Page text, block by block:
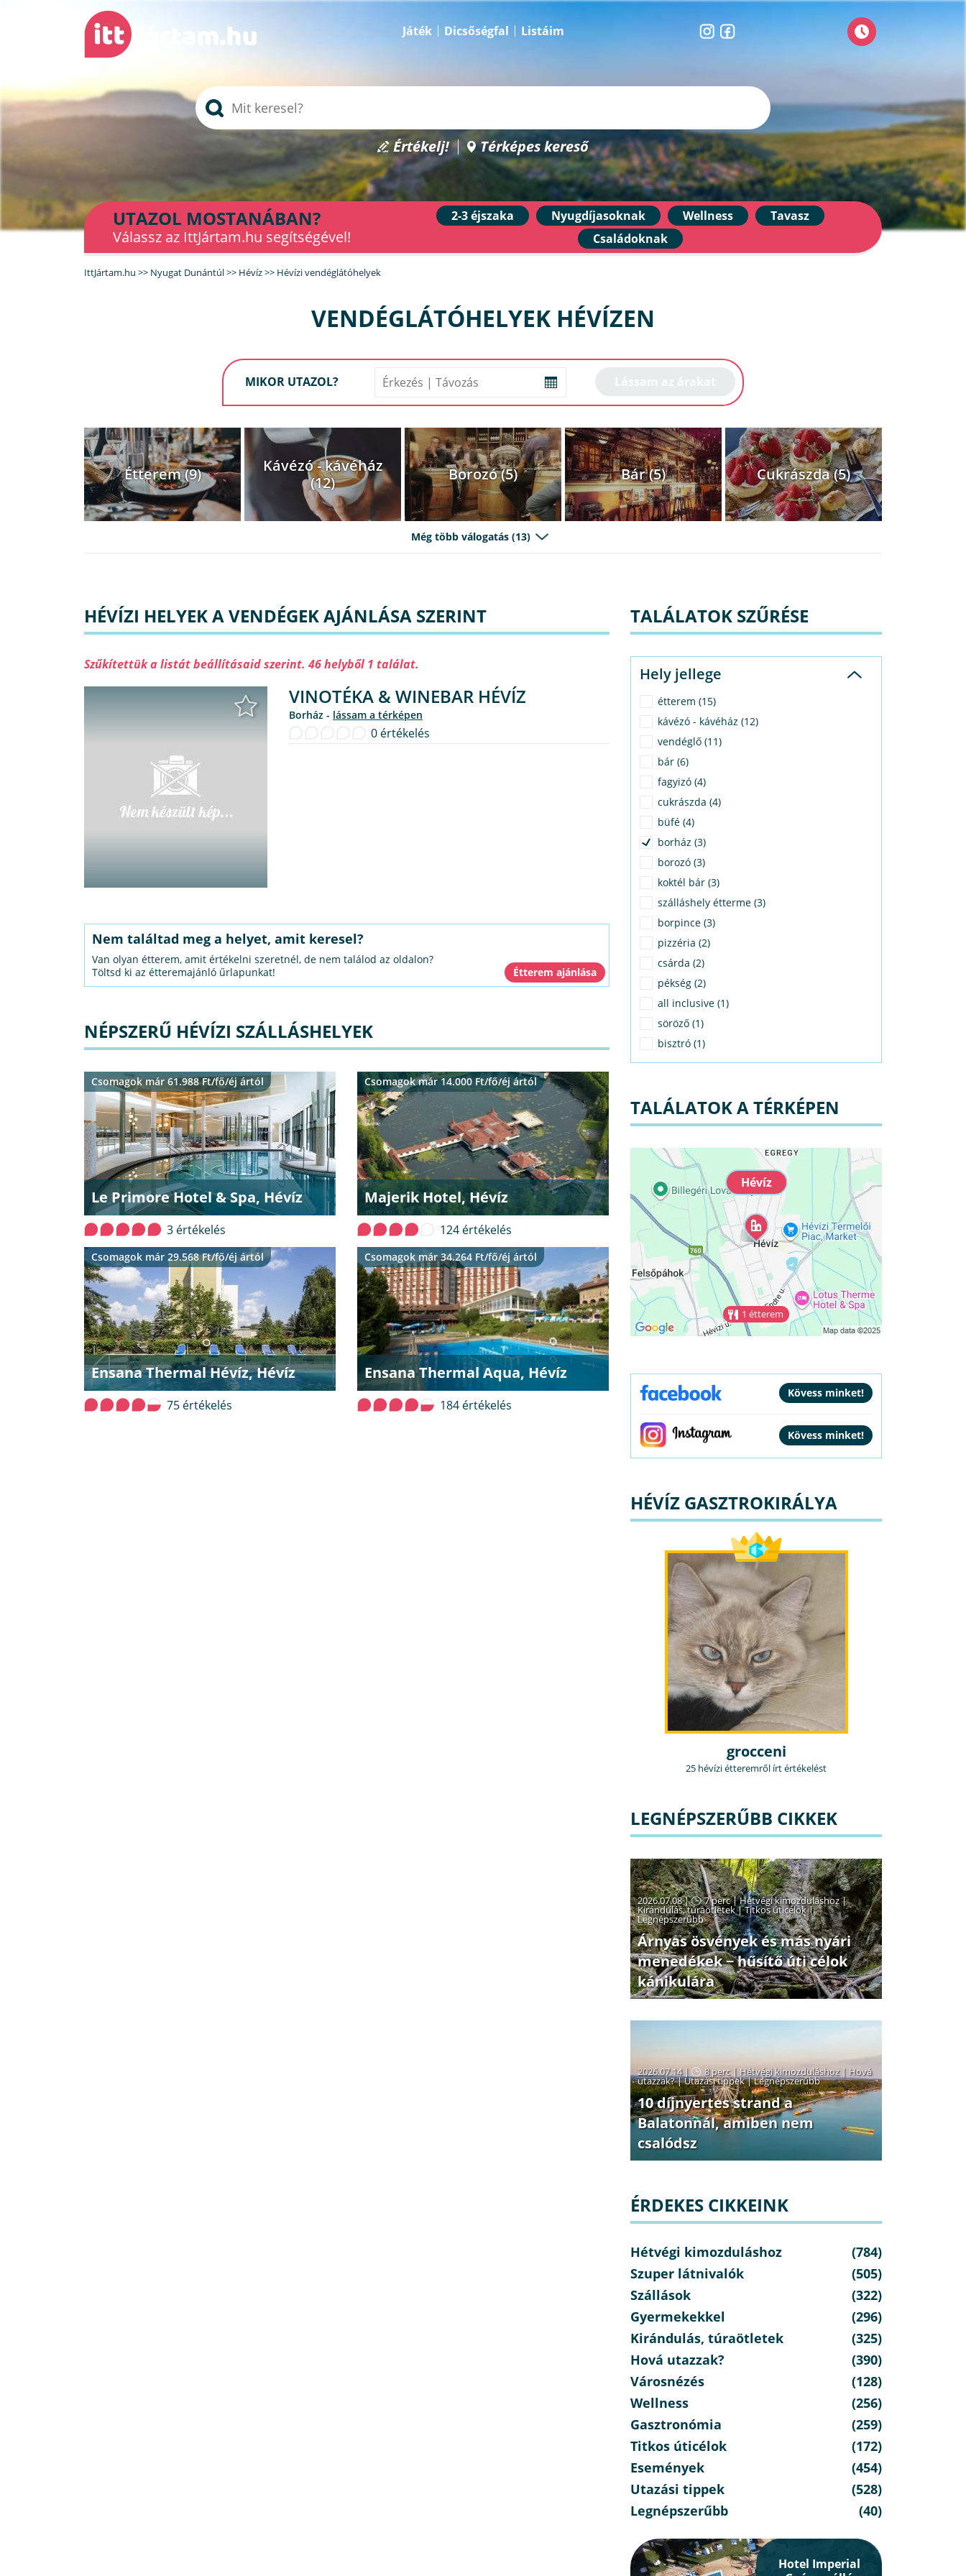
Játék Dicsőségfal Listáim
Értékelj! Térképes kereső
UTAZOL MOSTANÁBAN?
Válassz az IttJártam.hu segítségével!
2-3 éjszaka Nyugdíjasoknak Wellness
Tavasz
Családoknak
IttJártam.hu >> Nyugat Dunántúl>> Hévíz>> Hévízi vendéglátóhelyek
VENDÉGLÁTÓHELYEK HÉVÍZEN
MIKOR UTAZOL?
Étterem (9)
Kávézó - kávéház
(12)
Borozó (5) Bár (5) Cukrászda (5)
Még több válogatás (13)
HÉVÍZI HELYEK A VENDÉGEK AJÁNLÁSA SZERINT
Szűkítettük a listát beállításaid szerint. 46 helyből 1 találat.
VINOTÉKA & WINEBAR HÉVÍZ
borház - lássam a térképen
0 értékelés
Nem találtad meg a helyet, amit keresel?
Van olyan étterem, amit értékelni szeretnél, de nem találod az oldalon?
Töltsd ki az étteremajánló űrlapunkat!
NÉPSZERŰ HÉVÍZI SZÁLLÁSHELYEK
Le Primore Hotel & Spa, Hévíz
Csomagok már 61.988 Ft/fő/éj ártól
3 értékelés
Majerik Hotel, Hévíz
Csomagok már 14.000 Ft/fő/éj ártól
124 értékelés
Ensana Thermal Hévíz, Hévíz
Csomagok már 29.568 Ft/fő/éj ártól
75 értékelés
Ensana Thermal Aqua, Hévíz
Csomagok már 34.264 Ft/fő/éj ártól
184 értékelés
TALÁLATOK SZŰRÉSE
Hely jellege
étterem (15)
kávézó - kávéház (12)
vendéglő (11)
bár (6)
fagyizó (4)
cukrászda (4)
büfé (4)
borház (3)
borozó (3)
koktél bár (3)
szálláshely étterme (3)
borpince (3)
pizzéria (2)
csárda (2)
pékség (2)
all inclusive (1)
söröző (1)
bisztró (1)
TALÁLATOK A TÉRKÉPEN
Hévíz
1 étterem
HÉVÍZ GASZTROKIRÁLYA
grocceni
25 hévízi étteremről írt értékelést
LEGNÉPSZERŰBB CIKKEK
2026.07.08 | 7 perc|Hétvégi kimozduláshoz|
Kirándulás, túraötletek|Titkos úticélok|
Legnépszerűbb
Árnyas ösvények és más nyári
menedékek − hűsítő úti célok
kánikulára
2026.07.14 | 8 perc| Hétvégi kimozduláshoz| Hová
utazzak?|Utazási tippek|Legnépszerűbb
10 díjnyertes strand a
Balatonnál, amiben nem
csalódsz
ÉRDEKES CIKKEINK
Hétvégi kimozduláshoz
(784)
Szuper látnivalók
(505)
Szállások
(322)
Gyermekekkel
(296)
Kirándulás, túraötletek
(325)
Hová utazzak?
(390)
Városnézés
(128)
Wellness
(256)
Gasztronómia
(259)
Titkos úticélok
(172)
Események
(454)
Utazási tippek
(528)
Legnépszerűbb
(40)
Hotel Imperial